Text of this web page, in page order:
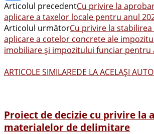
Share
Articolul precedentCu privire la
aplicare a taxelor locale pentru anul
Articolul următorCu privire la
aplicare a cotelor concrete ale
imobiliare și impozitului funciar pentru
ARTICOLE SIMILAREDE LA ACELAȘI
Proiect de decizie cu privire la
materialelor de delimitare